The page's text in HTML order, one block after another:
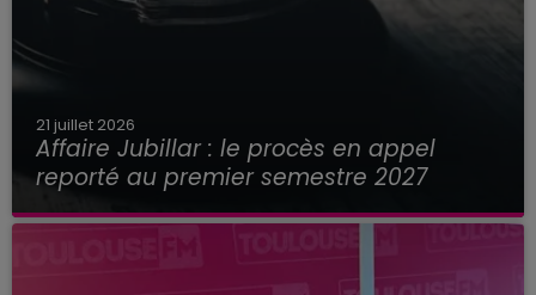
21 juillet 2026
Affaire Jubillar : le procès en appel
reporté au premier semestre 2027